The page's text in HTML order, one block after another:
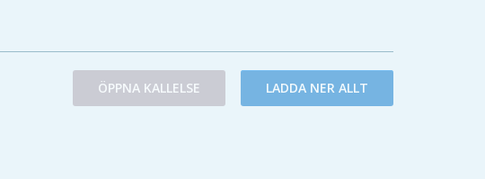
ÖPPNA KALLELSE LADDA NER ALLT